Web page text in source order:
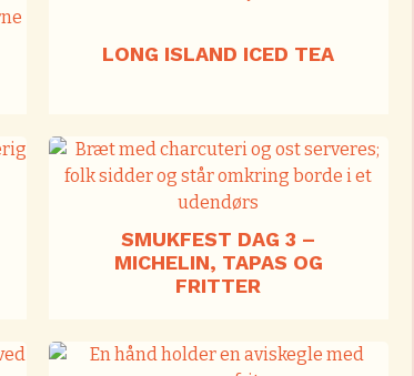
LONG ISLAND ICED TEA
SMUKFEST DAG 3 –
MICHELIN, TAPAS OG
FRITTER